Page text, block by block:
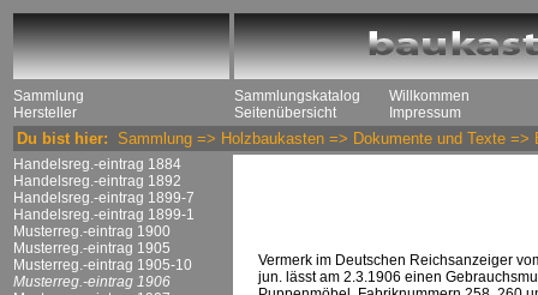
Sammlung
Hersteller
Sammlungskatalog
Seitenübersicht
Willkommen
Impressum
Du bist hier: Sammlung => Holzbaukasten => Dokumente und Texte =>
Handelsreg.-eintrag 1884
Handelsreg.-eintrag 1892
Handelsreg.-eintrag 1899-7
Handelsreg.-eintrag 1899-1
Musterreg.-eintrag 1900
Musterreg.-eintrag 1905
Musterreg.-eintrag 1905-10
Musterreg.-eintrag 1906
Vermerk im Deutschen Reichsanzeiger
jun. lässt am 2.3.1906 einen